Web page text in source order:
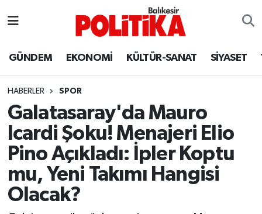
GÜNDEM EKONOMİ KÜLTÜR-SANAT SİYASET
HABERLER SPOR
Galatasaray'da Mauro
Icardi Şoku! Menajeri Elio
Pino Açıkladı: İpler Koptu
mu, Yeni Takımı Hangisi
Olacak?
Ayvalık
Balya
Bandırma
Bigadiç
BİYOGRAFİLER
Balıkesir Hava Durumu
Balıkesir Namaz Vakitleri
Balıkesir Trafik Yoğunluk Haritası
Süper Lig Puan Durumu ve Fikstür
Tüm Manşetler